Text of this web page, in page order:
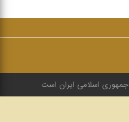
اسلامی ایران است